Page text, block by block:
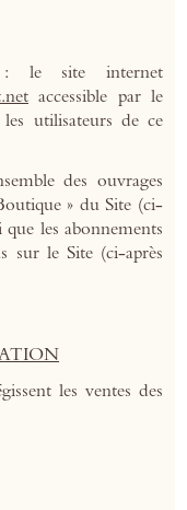
le site internet
accessible par le
utilisateurs de ce
des ouvrages
» du Site (ci-
les abonnements
sur le Site (ci-après
les ventes des